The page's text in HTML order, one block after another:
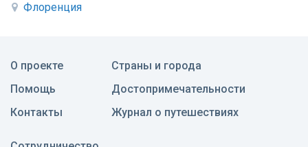
Флоренция
О проекте
Помощь
Контакты
Страны и города
Достопримечательности
Журнал о путешествиях